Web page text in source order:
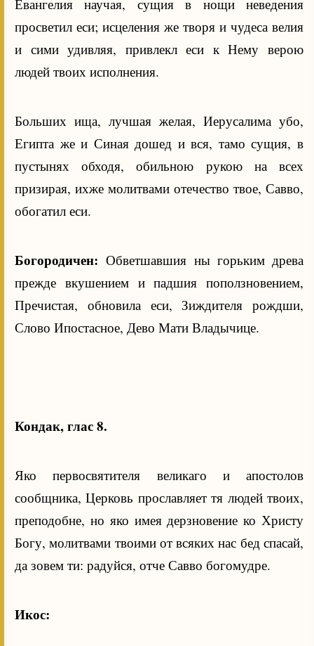
Евангелия научая, сущия в нощи неведения
просветил еси; исцеления же творя и чудеса велия
и сими удивляя, привлекл еси к Нему верою
людей твоих исполнения.
Больших ища, лучшая желая, Иерусалима убо,
Египта же и Синая дошед и вся, тамо сущия, в
пустынях обходя, обильною рукою на всех
призирая, ихже молитвами отечество твое, Савво,
обогатил еси.
Богородичен:Обветшавшия ны горьким древа
прежде вкушением и падшия поползновением,
Пречистая, обновила еси, Зиждителя рождши,
Слово Ипостасное, Дево Мати Владычице.
Кондак, глас 8.
Яко первосвятителя великаго и апостолов
сообщника, Церковь прославляет тя людей твоих,
преподобне, но яко имея дерзновение ко Христу
Богу, молитвами твоими от всяких нас бед спасай,
да зовем ти: радуйся, отче Савво богомудре.
Икос: